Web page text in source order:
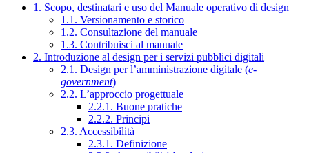
1. Scopo, destinatari e uso del Manuale operativo di design
1.1. Versionamento e storico
1.2. Consultazione del manuale
1.3. Contribuisci al manuale
2. Introduzione al design per i servizi pubblici digitali
2.1. Design per l’amministrazione digitale (e-
government)
2.2. L’approccio progettuale
2.2.1. Buone pratiche
2.2.2. Principi
2.3. Accessibilità
2.3.1. Definizione